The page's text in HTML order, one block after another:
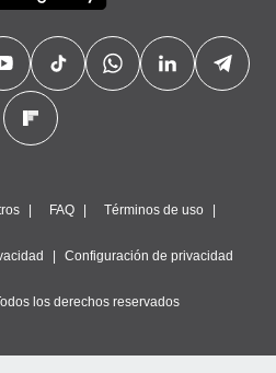
FAQ Términos de uso
Configuración de privacidad
los derechos reservados